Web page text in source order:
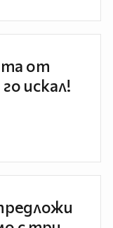
от
искал!